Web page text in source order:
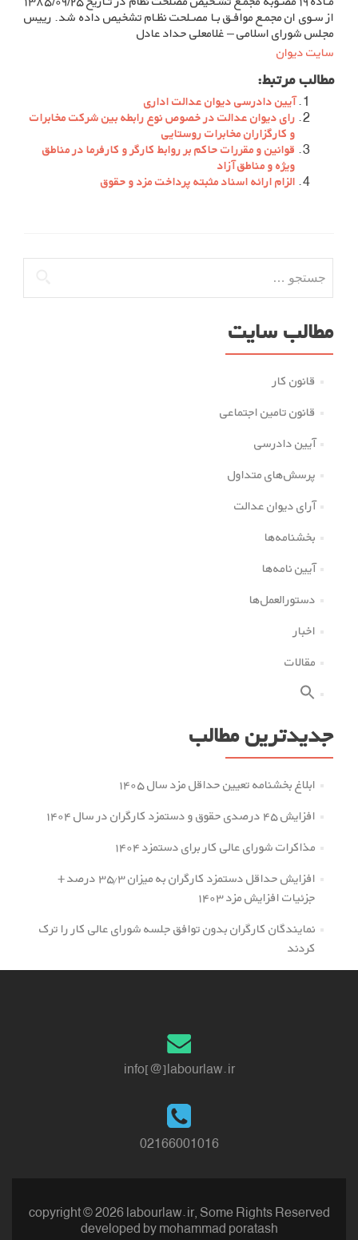
از سـوی ان مجمـع موافـق بـا مصـلحت نظـام تشخیص داده شد. رییس
مجلس شورای اسلامی – غلامعلی حداد عادل
سایت دیوان
مطالب مرتبط:
آیین دادرسی دیوان عدالت اداری
رای دیوان عدالت در خصوص نوع رابطه بین شرکت مخابرات
و کارگزاران مخابرات روستایی
قوانین و مقررات حاکم بر روابط کارگر و کارفرما در مناطق
ویژه و مناطق آزاد
الزام ارائه اسناد مثبته پرداخت مزد و حقوق
برای:
مطالب سایت
قانون کار
قانون تامین اجتماعی
آیین دادرسی
پرسش‌های متداول
آرای دیوان عدالت
بخشنامه‌ها
آیین نامه‌ها
دستورالعمل‌ها
اخبار
مقالات
جدیدترین مطالب
ابلاغ بخشنامه تعیین حداقل مزد سال ۱۴۰۵
افزایش ۴۵ درصدی حقوق و دستمزد کارگران در سال ۱۴۰۴
مذاکرات شورای عالی کار برای دستمزد ۱۴۰۴
افزایش حداقل دستمزد کارگران به میزان ۳۵.۳ درصد +
جزئیات افزایش مزد ۱۴۰۳
نمایندگان کارگران بدون توافق جلسه شورای عالی کار را ترک
کردند
info[@]labourlaw.ir
02166001016
copyright © 2026 labourlaw.ir, Some Rights Reserved
developed bymohammad poratash